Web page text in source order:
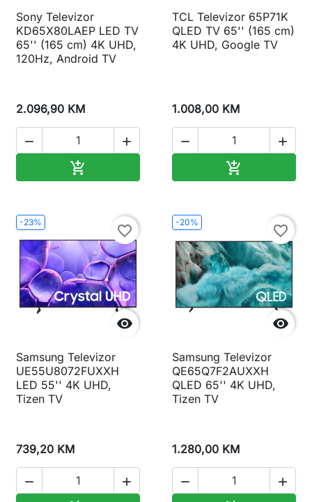
Sony Televizor
KD65X80LAEP LED TV
65'' (165 cm) 4K UHD,
120Hz, Android TV
2.096,90 KM
 

TCL Televizor 65P71K
QLED TV 65'' (165 cm)
4K UHD, Google TV
1.008,00 KM
 

-23%

favorite_border
Samsung Televizor
UE55U8072FUXXH
LED 55'' 4K UHD,
Tizen TV
739,20 KM
 
-20%

favorite_border
Samsung Televizor
QE65Q7F2AUXXH
QLED 65'' 4K UHD,
Tizen TV
1.280,00 KM
 